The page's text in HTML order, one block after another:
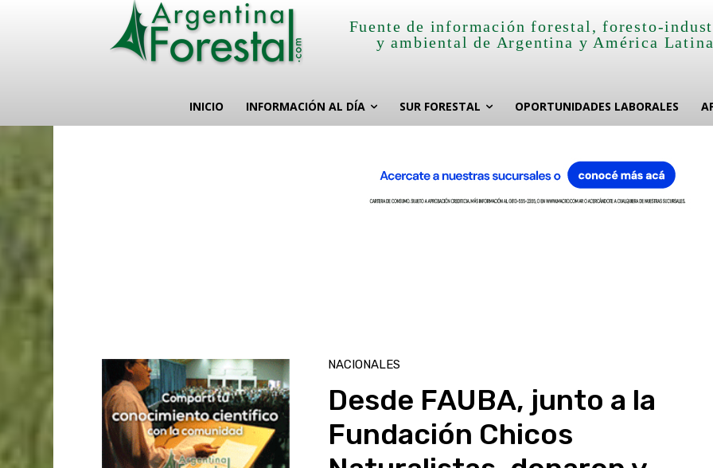
Fuente de información forestal, foresto-
y ambiental de Argentina y América
INICIO INFORMACIÓN AL DÍA SUR FORESTAL OPORTUNIDADES LABORALES
NACIONALES
Desde FAUBA, junto a la
Fundación Chicos